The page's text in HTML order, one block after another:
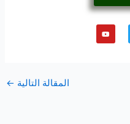
Y
o
المقالة التالية ←